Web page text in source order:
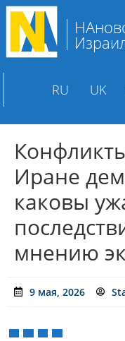
RU UK
Иране
каковы
мнению
9 мая, 2026